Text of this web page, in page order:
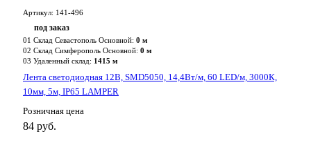
Артикул: 141-496
под заказ
01 Склад Севастополь Основной: 0 м
02 Склад Симферополь Основной: 0 м
03 Удаленный склад: 1415 м
Лента светодиодная 12В, SMD5050, 14,4Вт/м, 60 LED/м, 3000К,
10мм, 5м, IP65 LAMPER
Розничная цена
84 руб.